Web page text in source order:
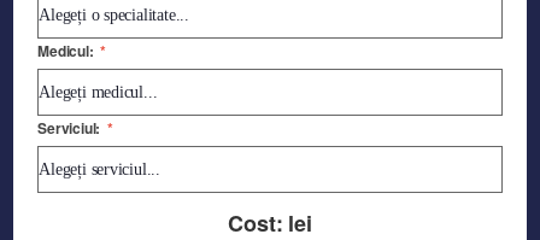
Medicul: *
Serviciul: *
Cost: lei